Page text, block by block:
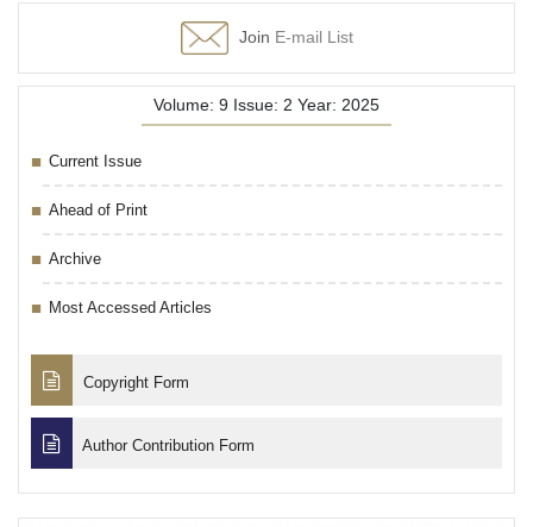
Join E-mail List
Volume: 9 Issue: 2 Year: 2025
Current Issue
Ahead of Print
Archive
Most Accessed Articles
Copyright Form
Author Contribution Form